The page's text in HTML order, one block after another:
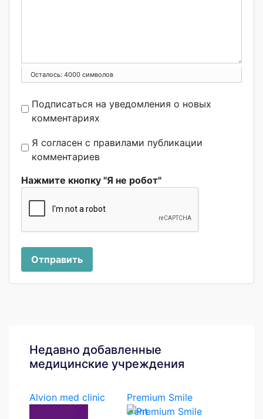
Осталось: 4000 символов
Подписаться на уведомления о новых
комментариях
Я согласен с правилами публикации
комментариев
Нажмите кнопку "Я не робот"
Отправить
Недавно добавленные
медицинские учреждения
Alvion med clinic
Premium Smile
Dent